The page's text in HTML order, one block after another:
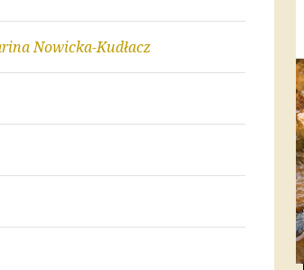
Nowicka-Kudłacz